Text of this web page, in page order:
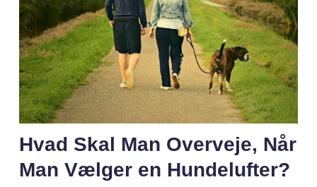
Hvad Skal Man Overveje, Når
Man Vælger en Hundelufter?